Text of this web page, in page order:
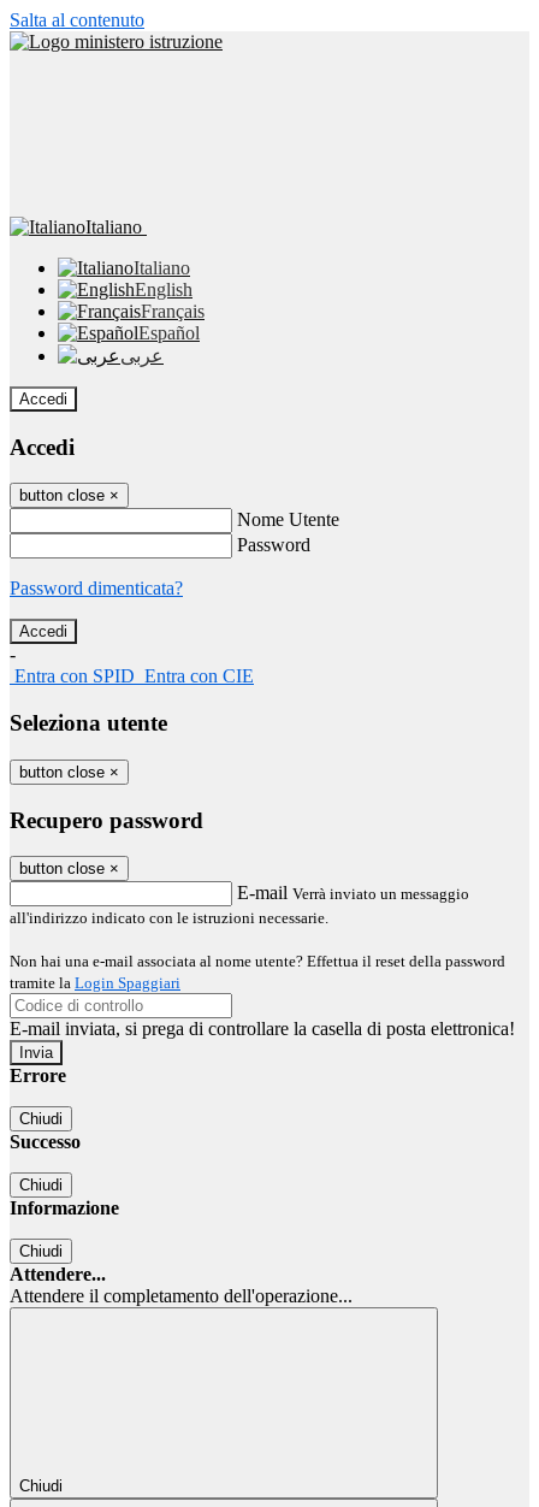
Salta al contenuto
Italiano
Italiano
English
Français
Español
عربى
Accedi
Accedi
button close ×
Nome Utente
Password
Password dimenticata?
-
Entra con SPID Entra con CIE
Seleziona utente
button close ×
Recupero password
button close ×
E-mail Verrà inviato un messaggio
all'indirizzo indicato con le istruzioni necessarie.
Non hai una e-mail associata al nome utente? Effettua il reset della password
tramite la Login Spaggiari
E-mail inviata, si prega di controllare la casella di posta elettronica!
Errore
Chiudi
Successo
Chiudi
Informazione
Chiudi
Attendere...
Attendere il completamento dell'operazione...
Chiudi